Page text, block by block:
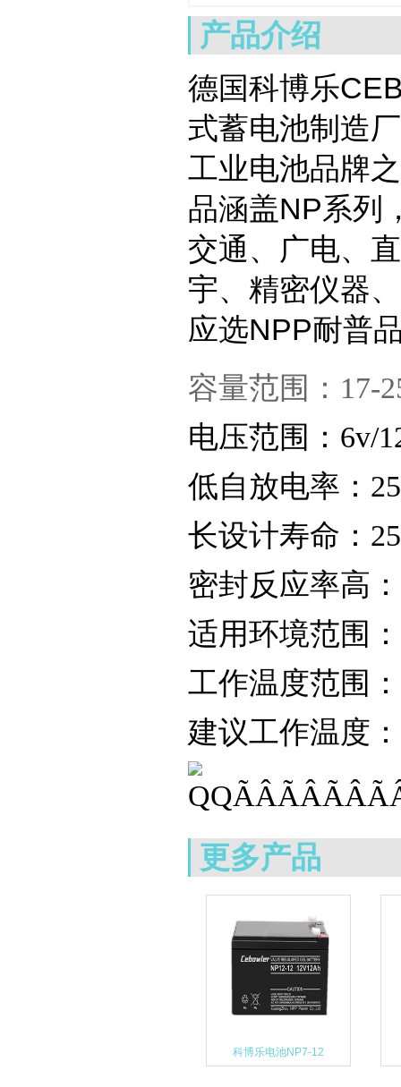
产品介绍
德国科博乐
式蓄电池制造
工业电池品牌
品涵盖NP系列
交通、广电、
宇、精密仪器
应选NPP耐普
容量范围：17-
电压范围：6v/
低自放电率：
长设计寿命：
密封反应率高
适用环境范围
工作温度范围
建议工作温度
更多产品
科博乐电池NP7-12